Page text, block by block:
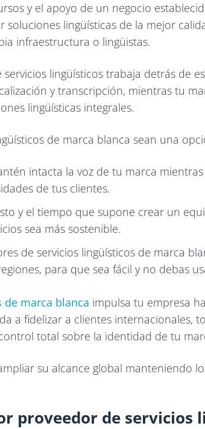
y el apoyo de un negocio
lingüísticas de la mejor
infraestructura o lingüistas.
lingüísticos trabaja detrás de
y transcripción, mientras tu
lingüísticas integrales.
de marca blanca sean una
intacta la voz de tu marca
de tus clientes.
y el tiempo que supone crear un
sea más sostenible.
de servicios lingüísticos de marca
para que sea fácil y no debas
marca blanca impulsa tu empresa
a fidelizar a clientes internacionales,
total sobre la identidad de tu
su alcance global manteniendo
proveedor de servicios